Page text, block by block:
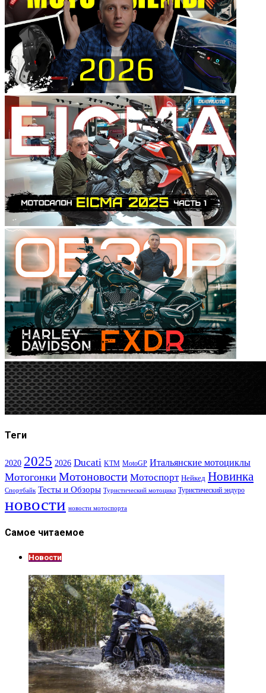
Теги
2020 2025 2026 Ducati KTM MotoGP Итальянские мотоциклы
Мотогонки Мотоновости Мотоспорт Нейкед Новинка
Спортбайк Тесты и Обзоры Туристический мотоцикл Туристический эндуро
новости новости мотоспорта
Самое читаемое
Новости